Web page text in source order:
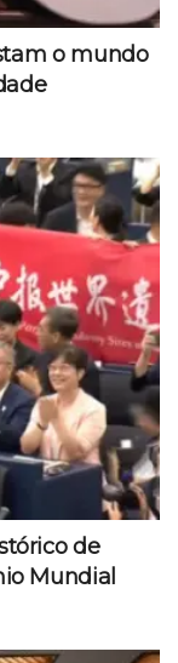
o mundo
de
Mundial